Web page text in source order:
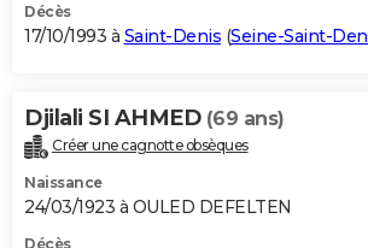
Décès
17/10/1993 à Saint-Denis (Seine-Saint-
Djilali SI AHMED (69 ans)
Créer une cagnotte obsèques
Naissance
24/03/1923 à OULED DEFELTEN
Décès